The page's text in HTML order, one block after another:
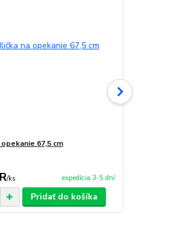
67,5 cm
/ks expedícia 3-5 dní
Pridať do košíka